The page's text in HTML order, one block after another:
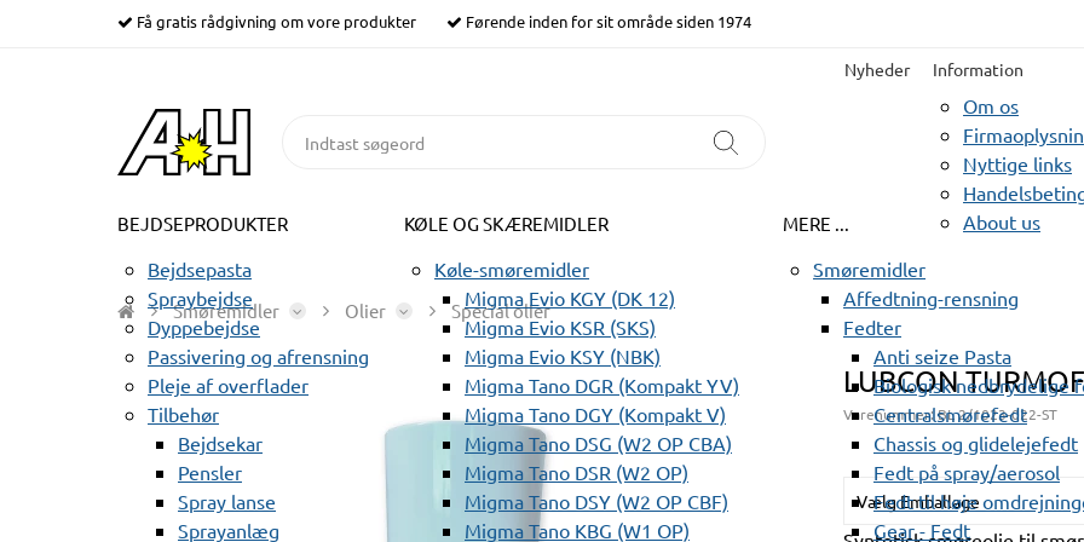
Få gratis rådgivning om vore produkter Førende inden for sit område siden 1974
Nyheder Information
Om os
Nyttige links
About us
BEJDSEPRODUKTER
Bejdsepasta
Spraybejdse
Dyppebejdse
Passivering og afrensning
Pleje af overflader
Tilbehør
Bejdsekar
Pensler
Spray lanse
Sprayanlæg
KØLE OG SKÆREMIDLER
Køle-smøremidler
Migma Evio KGY (DK 12)
Migma Evio KSR (SKS)
Migma Evio KSY (NBK)
Migma Tano DGR (Kompakt YV)
Migma Tano DGY (Kompakt V)
Migma Tano DSG (W2 OP CBA)
Migma Tano DSR (W2 OP)
Migma Tano DSY (W2 OP CBF)
Migma Tano KBG (W1 OP)
MERE ...
Smøremidler
Affedtning-rensning
Fedter
Anti seize Pasta
Biologisk nedbrydelige
Centralsmørefedt
Chassis og glidelejefedt
Fedt på spray/aerosol
Fedt til høje
Gear - Fedt
Smøremidler Olier Special olier
LUBCON
Varenummer:BL 2/1023-022-ST
Vælg Emballage